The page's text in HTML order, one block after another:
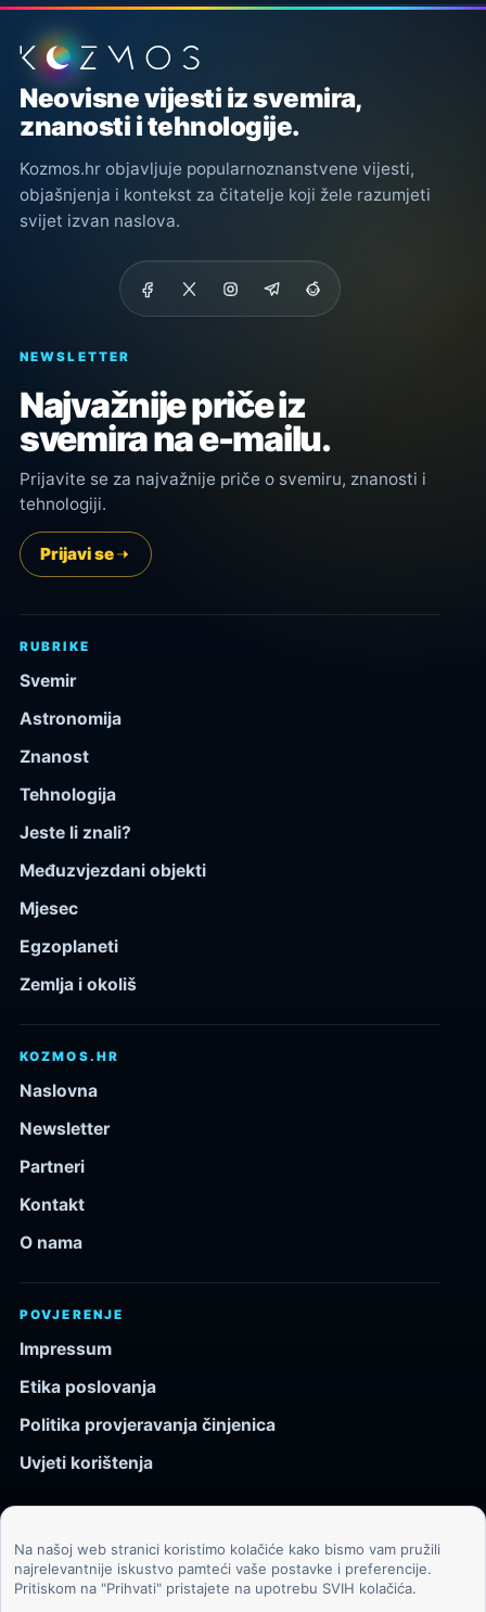
Podnožje stranice
Neovisne vijesti iz svemira,
znanosti i tehnologije.
Kozmos.hr objavljuje popularnoznanstvene vijesti,
objašnjenja i kontekst za čitatelje koji žele razumjeti
svijet izvan naslova.
NEWSLETTER
Najvažnije priče iz
svemira na e-mailu.
Prijavite se za najvažnije priče o svemiru, znanosti i
tehnologiji.
Prijavi se
RUBRIKE
Svemir
Astronomija
Znanost
Tehnologija
Jeste li znali?
Međuzvjezdani objekti
Mjesec
Egzoplaneti
Zemlja i okoliš
KOZMOS.HR
Naslovna
Newsletter
Partneri
Kontakt
O nama
POVJERENJE
Impressum
Etika poslovanja
Politika provjeravanja činjenica
Uvjeti korištenja
© 2026 Kozmos.hr. Sva prava pridržana.
Svemir, znanost, tehnologija i velike ideje za znatiželjne
Na našoj web stranici koristimo kolačiće kako bismo vam pružili
najrelevantnije iskustvo pamteći vaše postavke i preferencije.
Pritiskom na "Prihvati" pristajete na upotrebu SVIH kolačića.